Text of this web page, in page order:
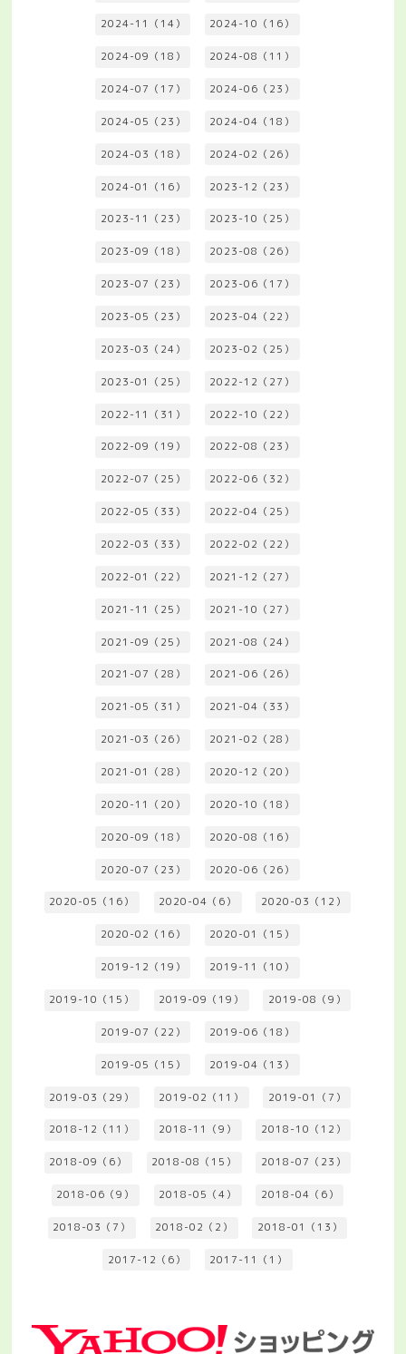
2024-11（14） 2024-10（16）
2024-09（18） 2024-08（11）
2024-07（17） 2024-06（23）
2024-05（23） 2024-04（18）
2024-03（18） 2024-02（26）
2024-01（16） 2023-12（23）
2023-11（23） 2023-10（25）
2023-09（18） 2023-08（26）
2023-07（23） 2023-06（17）
2023-05（23） 2023-04（22）
2023-03（24） 2023-02（25）
2023-01（25） 2022-12（27）
2022-11（31） 2022-10（22）
2022-09（19） 2022-08（23）
2022-07（25） 2022-06（32）
2022-05（33） 2022-04（25）
2022-03（33） 2022-02（22）
2022-01（22） 2021-12（27）
2021-11（25） 2021-10（27）
2021-09（25） 2021-08（24）
2021-07（28） 2021-06（26）
2021-05（31） 2021-04（33）
2021-03（26） 2021-02（28）
2021-01（28） 2020-12（20）
2020-11（20） 2020-10（18）
2020-09（18） 2020-08（16）
2020-07（23） 2020-06（26）
2020-05（16） 2020-04（6） 2020-03（12）
2020-02（16） 2020-01（15）
2019-12（19） 2019-11（10）
2019-10（15） 2019-09（19） 2019-08（9）
2019-07（22） 2019-06（18）
2019-05（15） 2019-04（13）
2019-03（29） 2019-02（11） 2019-01（7）
2018-12（11） 2018-11（9） 2018-10（12）
2018-09（6） 2018-08（15） 2018-07（23）
2018-06（9） 2018-05（4） 2018-04（6）
2018-03（7） 2018-02（2） 2018-01（13）
2017-12（6） 2017-11（1）